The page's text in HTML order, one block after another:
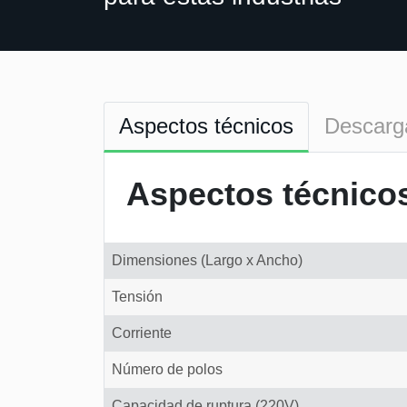
Aspectos técnicos
Aspectos
Dimensiones (Largo x Ancho)
Tensión
Corriente
Número de polos